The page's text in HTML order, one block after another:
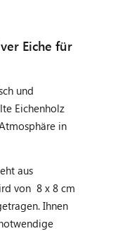
Eiche für
und
Eichenholz
in
aus
von 8 x 8 cm
Ihnen